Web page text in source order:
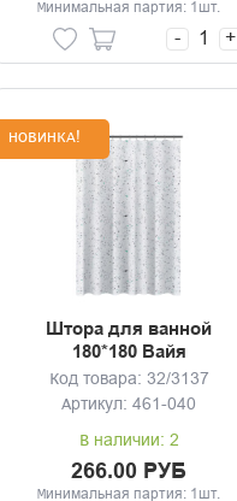
Минимальная партия: 1шт.
- +
НОВИНКА!
Штора для ванной
180*180 Вайя
Код товара: 32/3137
Артикул: 461-040
В наличии: 2
266.00 РУБ
Минимальная партия: 1шт.